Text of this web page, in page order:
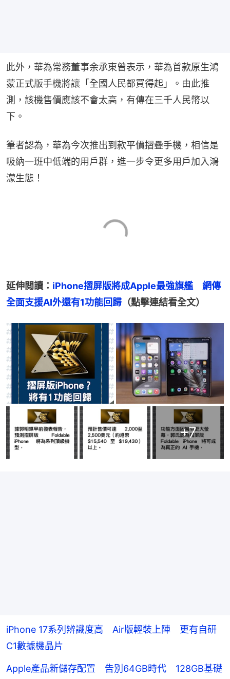
此外，華為常務董事余承東曾表示，華為首款原生鴻
蒙正式版手機將讓「全國人民都買得起」。由此推
測，該機售價應該不會太高，有傳在三千人民幣以
下。
筆者認為，華為今次推出到款平價摺疊手機，相信是
吸納一班中低端的用戶群，進一步令更多用戶加入鴻
濛生態！
延伸閲讀： iPhone摺屏版將成Apple最強旗艦　網傳
全面支援AI外還有1功能回歸 （點擊連結看全文）
+7
iPhone 17系列辨識度高 Air版輕裝上陣 更有自研
C1數據機晶片
Apple產品新儲存配置 告別64GB時代 128GB基礎